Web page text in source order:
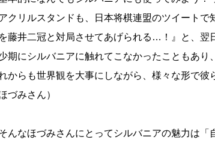
クリルスタンドも、日本将棋連盟のツイート
藤井二冠と対局させてあげられる…！』と、翌
期にシルバニアに触れてこなかったこともあり
からも世界観を大事にしながら、様々な形で彼
ほづみさん）
んなほづみさんにとってシルバニアの魅力は「